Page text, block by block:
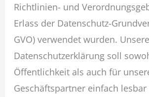
Richtlinien- und
Erlass der Datenschutz-
GVO) verwendet wurden. Unsere
Datenschutzerklärung soll
Öffentlichkeit als auch für
Geschäftspartner einfach lesbar